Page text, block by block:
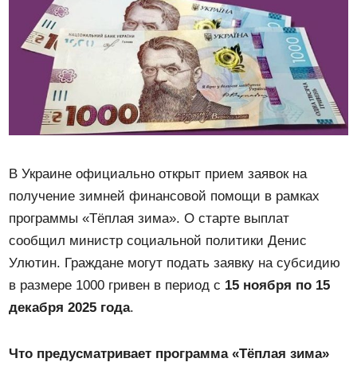
В Украине официально открыт прием заявок на
получение зимней финансовой помощи в рамках
программы «Тёплая зима». О старте выплат
сообщил министр социальной политики Денис
Улютин. Граждане могут подать заявку на субсидию
в размере 1000 гривен в период с 15 ноября по 15
декабря 2025 года.
Что предусматривает программа «Тёплая зима»